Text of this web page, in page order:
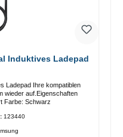
Induktives Ladepad
Ladepad Ihre kompatiblen
wieder auf.Eigenschaften
Standart Farbe: Schwarz
123440